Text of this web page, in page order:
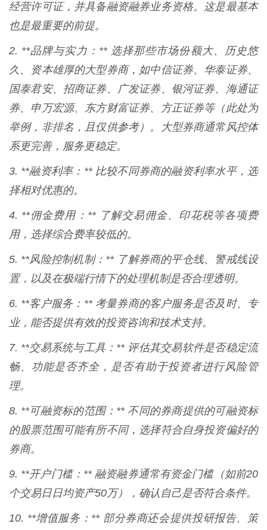
经营许可证，并具备融资融券业务资格。这是最基本
也是最重要的前提。
2. **品牌与实力：** 选择那些市场份额大、历史悠
久、资本雄厚的大型券商，如中信证券、华泰证券、
国泰君安、招商证券、广发证券、银河证券、海通证
券、申万宏源、东方财富证券、方正证券等（此处为
举例，非排名，且仅供参考）。大型券商通常风控体
系更完善，服务更稳定。
3. **融资利率：** 比较不同券商的融资利率水平，选
择相对优惠的。
4. **佣金费用：** 了解交易佣金、印花税等各项费
用，选择综合费率较低的。
5. **风险控制机制：** 了解券商的平仓线、警戒线设
置，以及在极端行情下的处理机制是否合理透明。
6. **客户服务：** 考量券商的客户服务是否及时、专
业，能否提供有效的投资咨询和技术支持。
7. **交易系统与工具：** 评估其交易软件是否稳定流
畅、功能是否齐全，是否有助于投资者进行风险管
理。
8. **可融资标的范围：** 不同的券商提供的可融资标
的股票范围可能有所不同，选择符合自身投资偏好的
券商。
9. **开户门槛：** 融资融券通常有资金门槛（如前20
个交易日日均资产50万），确认自己是否符合条件。
10. **增值服务：** 部分券商还会提供投研报告、策